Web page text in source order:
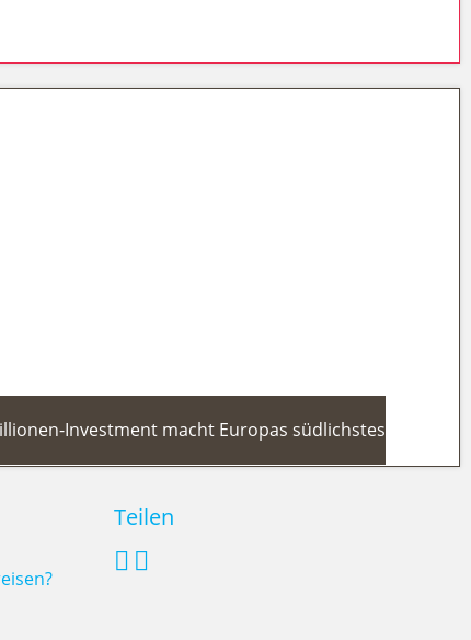
2026/27: 17-Millionen-
Investment macht Europas südlichstes
Teilen